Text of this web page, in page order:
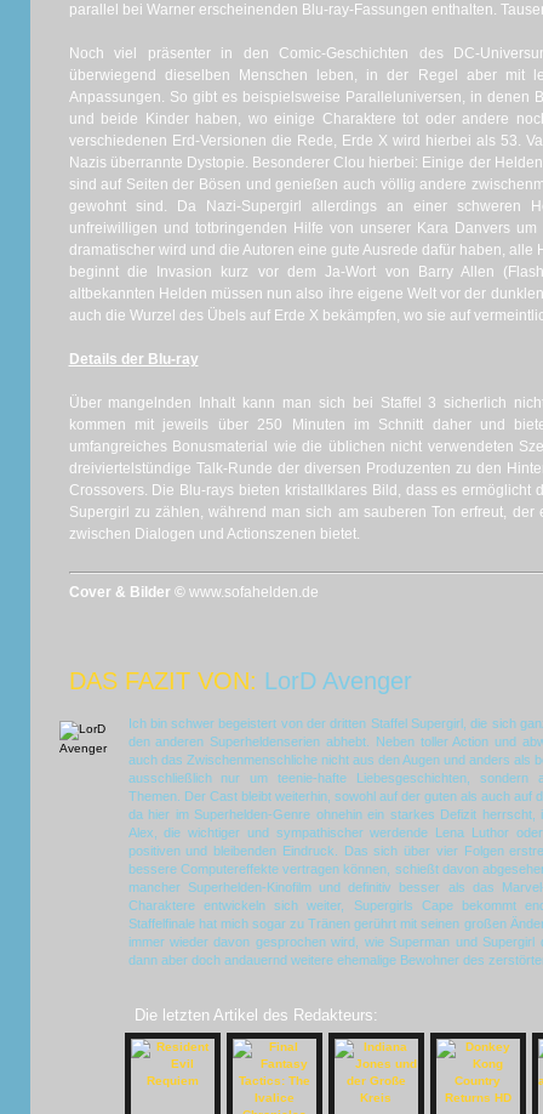
parallel bei Warner erscheinenden Blu-ray-Fassungen enthalten.
Noch viel präsenter in den Comic-Geschichten des DC-
überwiegend dieselben Menschen leben, in der Regel aber mit
Anpassungen. So gibt es beispielsweise Paralleluniversen, in denen
und beide Kinder haben, wo einige Charaktere tot oder andere
verschiedenen Erd-Versionen die Rede, Erde X wird hierbei als 53.
Nazis überrannte Dystopie. Besonderer Clou hierbei: Einige der
sind auf Seiten der Bösen und genießen auch völlig andere
gewohnt sind. Da Nazi-Supergirl allerdings an einer schweren
unfreiwilligen und totbringenden Hilfe von unserer Kara Danvers
dramatischer wird und die Autoren eine gute Ausrede dafür haben, alle
beginnt die Invasion kurz vor dem Ja-Wort von Barry Allen
altbekannten Helden müssen nun also ihre eigene Welt vor der
auch die Wurzel des Übels auf Erde X bekämpfen, wo sie auf
Details der Blu-ray
Über mangelnden Inhalt kann man sich bei Staffel 3 sicherlich
kommen mit jeweils über 250 Minuten im Schnitt daher und
umfangreiches Bonusmaterial wie die üblichen nicht verwendeten
dreiviertelstündige Talk-Runde der diversen Produzenten zu den
Crossovers. Die Blu-rays bieten kristallklares Bild, dass es ermöglicht
Supergirl zu zählen, während man sich am sauberen Ton erfreut,
zwischen Dialogen und Actionszenen bietet.
Cover & Bilder © www.sofahelden.de
DAS FAZIT VON: LorD Avenger
Ich bin schwer begeistert von der dritten Staffel Supergirl, die sich
den anderen Superheldenserien abhebt. Neben toller Action und
auch das Zwischenmenschliche nicht aus den Augen und anders als
ausschließlich nur um teenie-hafte Liebesgeschichten, sondern
Themen. Der Cast bleibt weiterhin, sowohl auf der guten als auch auf
da hier im Superhelden-Genre ohnehin ein starkes Defizit
Alex, die wichtiger und sympathischer werdende Lena Luthor
positiven und bleibenden Eindruck. Das sich über vier Folgen
bessere Computereffekte vertragen können, schießt davon
mancher Superhelden-Kinofilm und definitiv besser als das
Charaktere entwickeln sich weiter, Supergirls Cape bekommt
Staffelfinale hat mich sogar zu Tränen gerührt mit seinen großen
immer wieder davon gesprochen wird, wie Superman und Supergirl
dann aber doch andauernd weitere ehemalige Bewohner des
Die letzten Artikel des Redakteurs: